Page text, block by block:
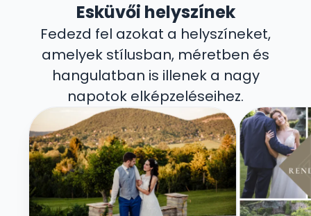
Esküvői helyszínek
Fedezd fel azokat a helyszíneket,
amelyek stílusban, méretben és
hangulatban is illenek a nagy
napotok elképzeléseihez.